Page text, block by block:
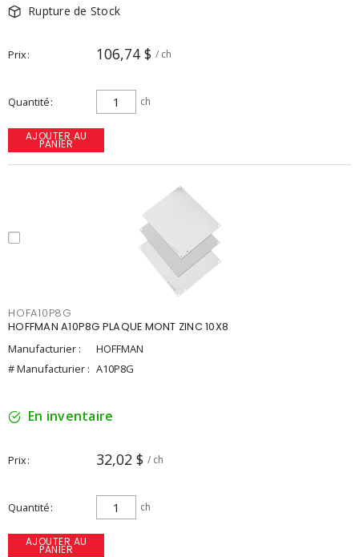
Rupture de Stock
Prix 106,74 $ / ch
Quantité ch
AJOUTER AU
PANIER
HOFA10P8G
HOFFMAN A10P8G PLAQUE MONT ZINC 10X8
Manufacturier :
HOFFMAN
# Manufacturier : A10P8G
En inventaire
Prix 32,02 $ / ch
Quantité ch
AJOUTER AU
PANIER